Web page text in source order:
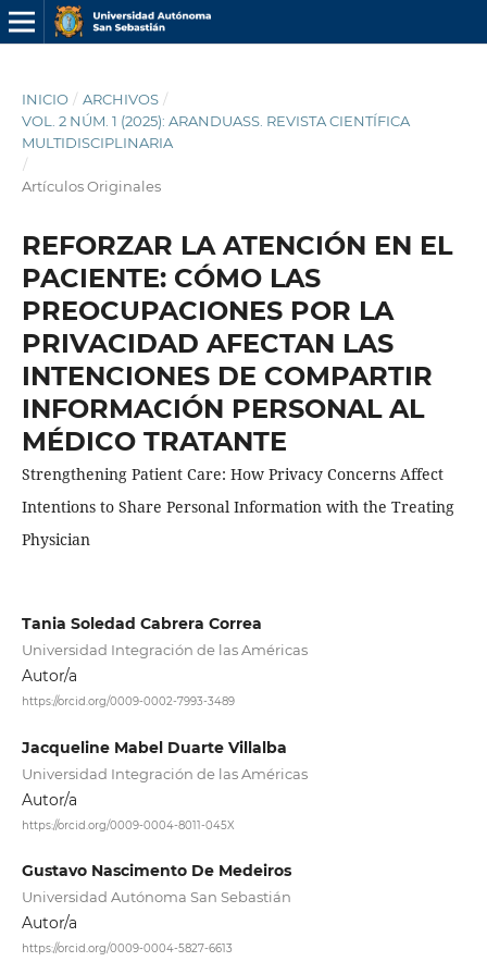
INICIO / ARCHIVOS /
VOL. 2 NÚM. 1 (2025): ARANDUASS. REVISTA CIENTÍFICA
MULTIDISCIPLINARIA
/
Artículos Originales
REFORZAR LA ATENCIÓN EN EL
PACIENTE: CÓMO LAS
PREOCUPACIONES POR LA
PRIVACIDAD AFECTAN LAS
INTENCIONES DE COMPARTIR
INFORMACIÓN PERSONAL AL
MÉDICO TRATANTE
Strengthening Patient Care: How Privacy Concerns Affect
Intentions to Share Personal Information with the Treating
Physician
Tania Soledad Cabrera Correa
Universidad Integración de las Américas
Autor/a
https://orcid.org/0009-0002-7993-3489
Jacqueline Mabel Duarte Villalba
Universidad Integración de las Américas
Autor/a
https://orcid.org/0009-0004-8011-045X
Gustavo Nascimento De Medeiros
Universidad Autónoma San Sebastián
Autor/a
https://orcid.org/0009-0004-5827-6613